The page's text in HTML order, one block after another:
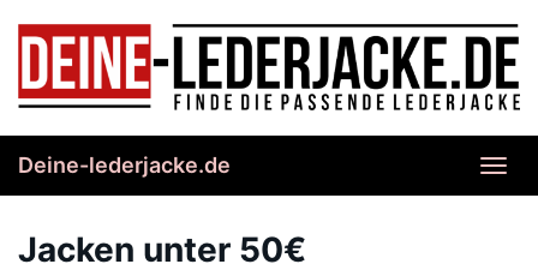
content
Deine-lederjacke.de
Jacken unter 50€